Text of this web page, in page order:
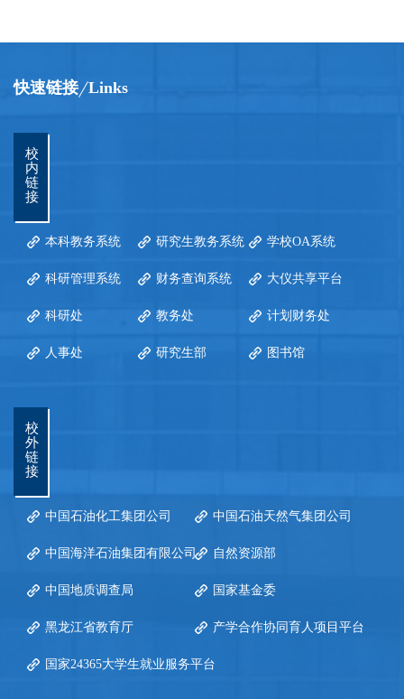
快速链接 Links
校
内
链
接
本科教务系统 研究生教务系统 学校OA系统
科研管理系统 财务查询系统 大仪共享平台
科研处 教务处 计划财务处
人事处 研究生部 图书馆
校
外
链
接
中国石油化工集团公司 中国石油天然气集团公司
中国海洋石油集团有限公司 自然资源部
中国地质调查局 国家基金委
黑龙江省教育厅 产学合作协同育人项目平台
国家24365大学生就业服务平台